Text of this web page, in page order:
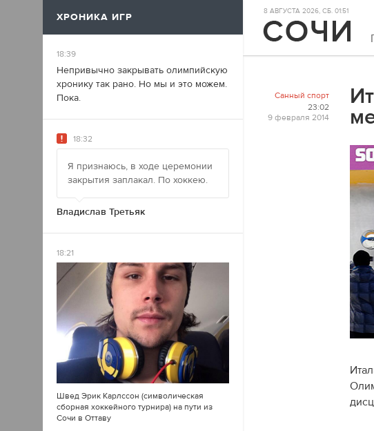
ХРОНИКА ИГР
18:39
Непривычно закрывать олимпийскую
хронику так рано. Но мы и это можем.
Пока.
18:32
Я признаюсь, в ходе церемонии
закрытия заплакал. По хоккею.
Владислав Третьяк
18:21
Швед Эрик Карлссон (символическая
сборная хоккейного турнира) на пути из
Сочи в Оттаву
8 АВГУСТА 2026, СБ. 01:51
Санный спорт
23:02
9 февраля 2014